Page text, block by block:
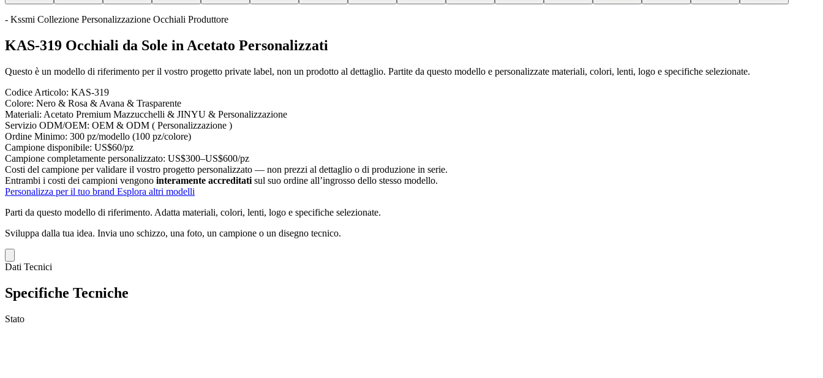
- Kssmi Collezione Personalizzazione Occhiali Produttore
KAS-319 Occhiali da Sole in Acetato Personalizzati
Questo è un modello di riferimento per il vostro progetto private label, non un prodotto al dettaglio. Partite da questo modello e personalizzate materiali, colori, lenti, logo e specifiche selezionate.
Codice Articolo: KAS-319
Colore: Nero & Rosa & Avana & Trasparente
Materiali: Acetato Premium Mazzucchelli & JINYU & Personalizzazione
Servizio ODM/OEM: OEM & ODM ( Personalizzazione )
Ordine Minimo: 300 pz/modello (100 pz/colore)
Campione disponibile: US$60/pz
Campione completamente personalizzato: US$300–US$600/pz
Costi del campione per validare il vostro progetto personalizzato — non prezzi al dettaglio o di produzione in serie.
Entrambi i costi dei campioni vengono interamente accreditati sul suo ordine all’ingrosso dello stesso modello.
Personalizza per il tuo brand Esplora altri modelli
Parti da questo modello di riferimento. Adatta materiali, colori, lenti, logo e specifiche selezionate.
Sviluppa dalla tua idea. Invia uno schizzo, una foto, un campione o un disegno tecnico.
Dati Tecnici
Specifiche Tecniche
Stato